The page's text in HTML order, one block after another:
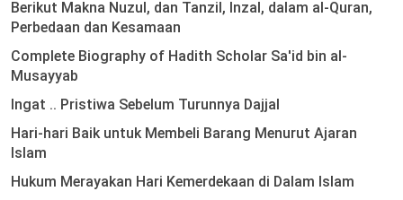
Berikut Makna Nuzul, dan Tanzil, Inzal, dalam al-Quran,
Perbedaan dan Kesamaan
Complete Biography of Hadith Scholar Sa'id bin al-
Musayyab
Ingat .. Pristiwa Sebelum Turunnya Dajjal
Hari-hari Baik untuk Membeli Barang Menurut Ajaran
Islam
Hukum Merayakan Hari Kemerdekaan di Dalam Islam